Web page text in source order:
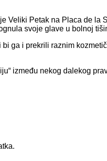
Veliki Petak na Placa de la
svoje glave u bolnoj
ga i prekrili raznim
između nekog dalekog